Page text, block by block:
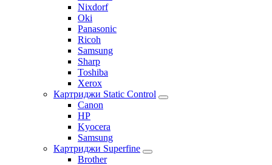
Nixdorf
Oki
Panasonic
Ricoh
Samsung
Sharp
Toshiba
Xerox
Картриджи Static Control
Canon
HP
Kyocera
Samsung
Картриджи Superfine
Brother